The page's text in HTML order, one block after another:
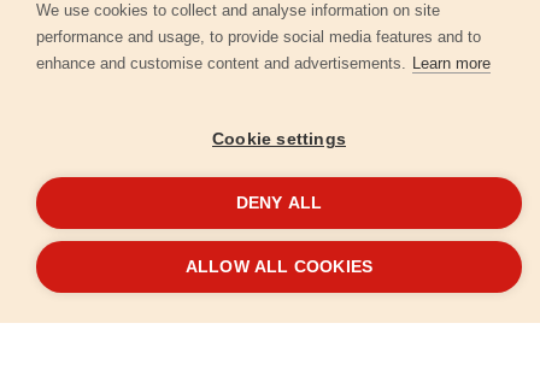
Garancia regisztráció
We use cookies to collect and analyse information on site
performance and usage, to provide social media features and to
enhance and customise content and advertisements. Learn more
Cookie settings
DENY ALL
ALLOW ALL COOKIES